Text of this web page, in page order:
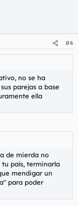
#4
no se ha
parejas a base
ella
de mierda no
país, terminarla
mendigar un
para poder